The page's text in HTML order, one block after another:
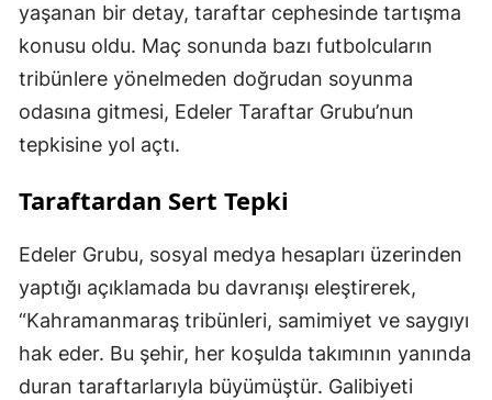
yaşanan bir detay, taraftar cephesinde tartışma
konusu oldu. Maç sonunda bazı futbolcuların
tribünlere yönelmeden doğrudan soyunma
odasına gitmesi, Edeler Taraftar Grubu’nun
tepkisine yol açtı.
Taraftardan Sert Tepki
Edeler Grubu, sosyal medya hesapları üzerinden
yaptığı açıklamada bu davranışı eleştirerek,
“Kahramanmaraş tribünleri, samimiyet ve saygıyı
hak eder. Bu şehir, her koşulda takımının yanında
duran taraftarlarıyla büyümüştür. Galibiyeti